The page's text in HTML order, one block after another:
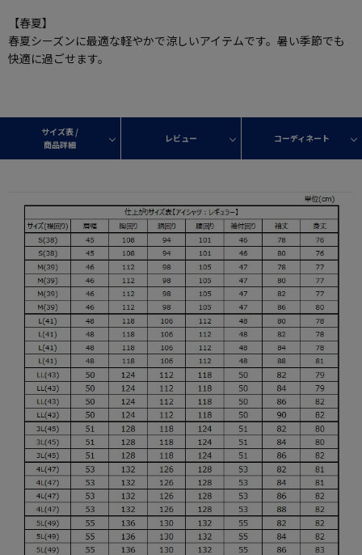
【春夏】
春夏シーズンに最適な軽やかで涼しいアイテムです。暑い季節でも
快適に過ごせます。
サイズ表 /
商品詳細
レビュー コーディネート